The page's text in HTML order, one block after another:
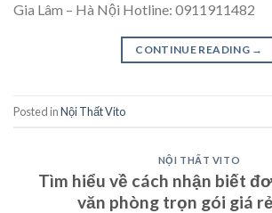
Gia Lâm – Hà Nội Hotline: 0911911482
CONTINUE READING →
Posted inNội Thất Vito
NỘI THẤT VITO
Tìm hiểu về cách nhận biết
văn phòng trọn gói giá